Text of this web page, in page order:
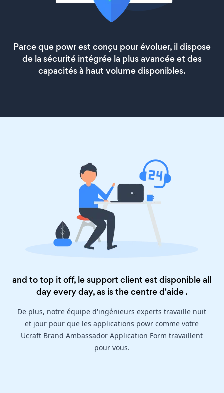
Parce que powr est conçu pour évoluer, il dispose
de la sécurité intégrée la plus avancée et des
capacités à haut volume disponibles.
and to top it off, le support client est disponible all
day every day, as is thecentre d'aide.
De plus, notre équipe d'ingénieurs experts travaille nuit
et jour pour que les applications powr comme votre
Ucraft Brand Ambassador Application Form travaillent
pour vous.